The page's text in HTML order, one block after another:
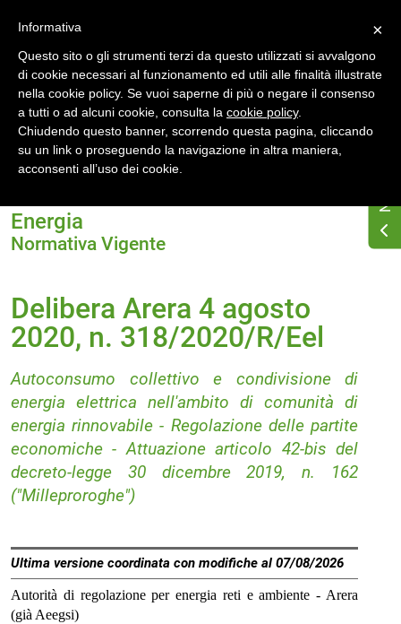
Home
Delibera Arera 4 agosto 2020, n. 318/2020/R/Eel
Energia
Normativa Vigente
Delibera Arera 4 agosto
2020, n. 318/2020/R/Eel
Autoconsumo collettivo e condivisione di
energia elettrica nell'ambito di comunità di
energia rinnovabile - Regolazione delle partite
economiche - Attuazione articolo 42-bis del
decreto-legge 30 dicembre 2019, n. 162
("Milleproroghe")
Ultima versione coordinata con modifiche al 07/08/2026
Autorità di regolazione per energia reti e ambiente - Arera
(già Aeegsi)
×
Informativa
Questo sito o gli strumenti terzi da questo utilizzati si avvalgono
di cookie necessari al funzionamento ed utili alle finalità illustrate
nella cookie policy. Se vuoi saperne di più o negare il consenso
a tutti o ad alcuni cookie, consulta la cookie policy.
Chiudendo questo banner, scorrendo questa pagina, cliccando
su un link o proseguendo la navigazione in altra maniera,
acconsenti all’uso dei cookie.